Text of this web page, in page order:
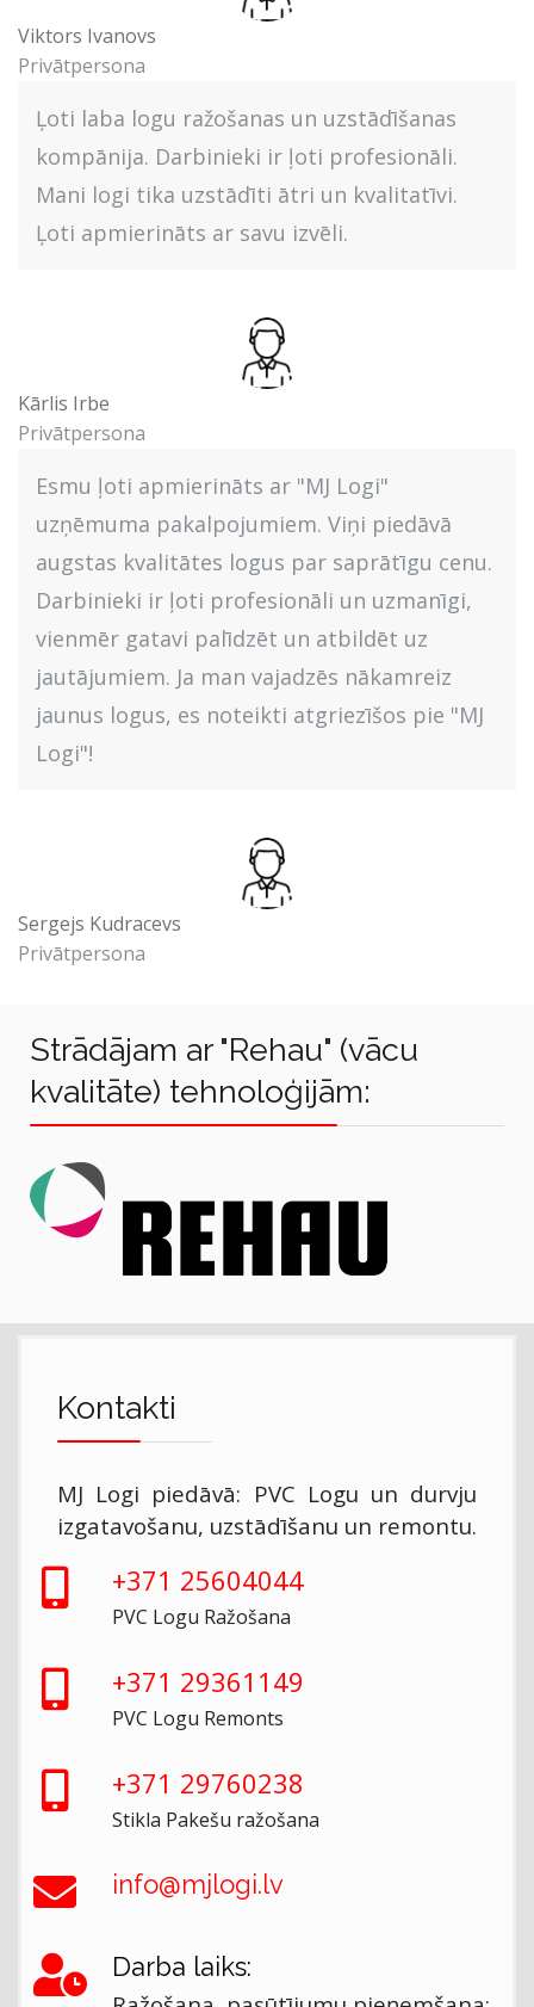
Viktors Ivanovs
Privātpersona
Ļoti laba logu ražošanas un uzstādīšanas
kompānija. Darbinieki ir ļoti profesionāli.
Mani logi tika uzstādīti ātri un kvalitatīvi.
Ļoti apmierināts ar savu izvēli.
Kārlis Irbe
Privātpersona
Esmu ļoti apmierināts ar "MJ Logi"
uzņēmuma pakalpojumiem. Viņi piedāvā
augstas kvalitātes logus par saprātīgu cenu.
Darbinieki ir ļoti profesionāli un uzmanīgi,
vienmēr gatavi palīdzēt un atbildēt uz
jautājumiem. Ja man vajadzēs nākamreiz
jaunus logus, es noteikti atgriezīšos pie "MJ
Logi"!
Sergejs Kudracevs
Privātpersona
Strādājam ar "Rehau" (vācu
kvalitāte) tehnoloģijām:
Kontakti
MJ Logi piedāvā: PVC Logu un durvju
izgatavošanu, uzstādīšanu un remontu.
+371 25604044
PVC Logu Ražošana
+371 29361149
PVC Logu Remonts
+371 29760238
Stikla Pakešu ražošana
info@mjlogi.lv
Darba laiks: